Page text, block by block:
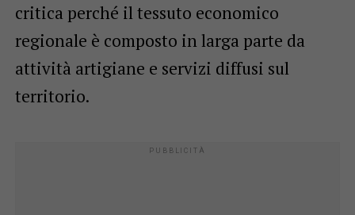
critica perché il tessuto economico
regionale è composto in larga parte da
attività artigiane e servizi diffusi sul
territorio.